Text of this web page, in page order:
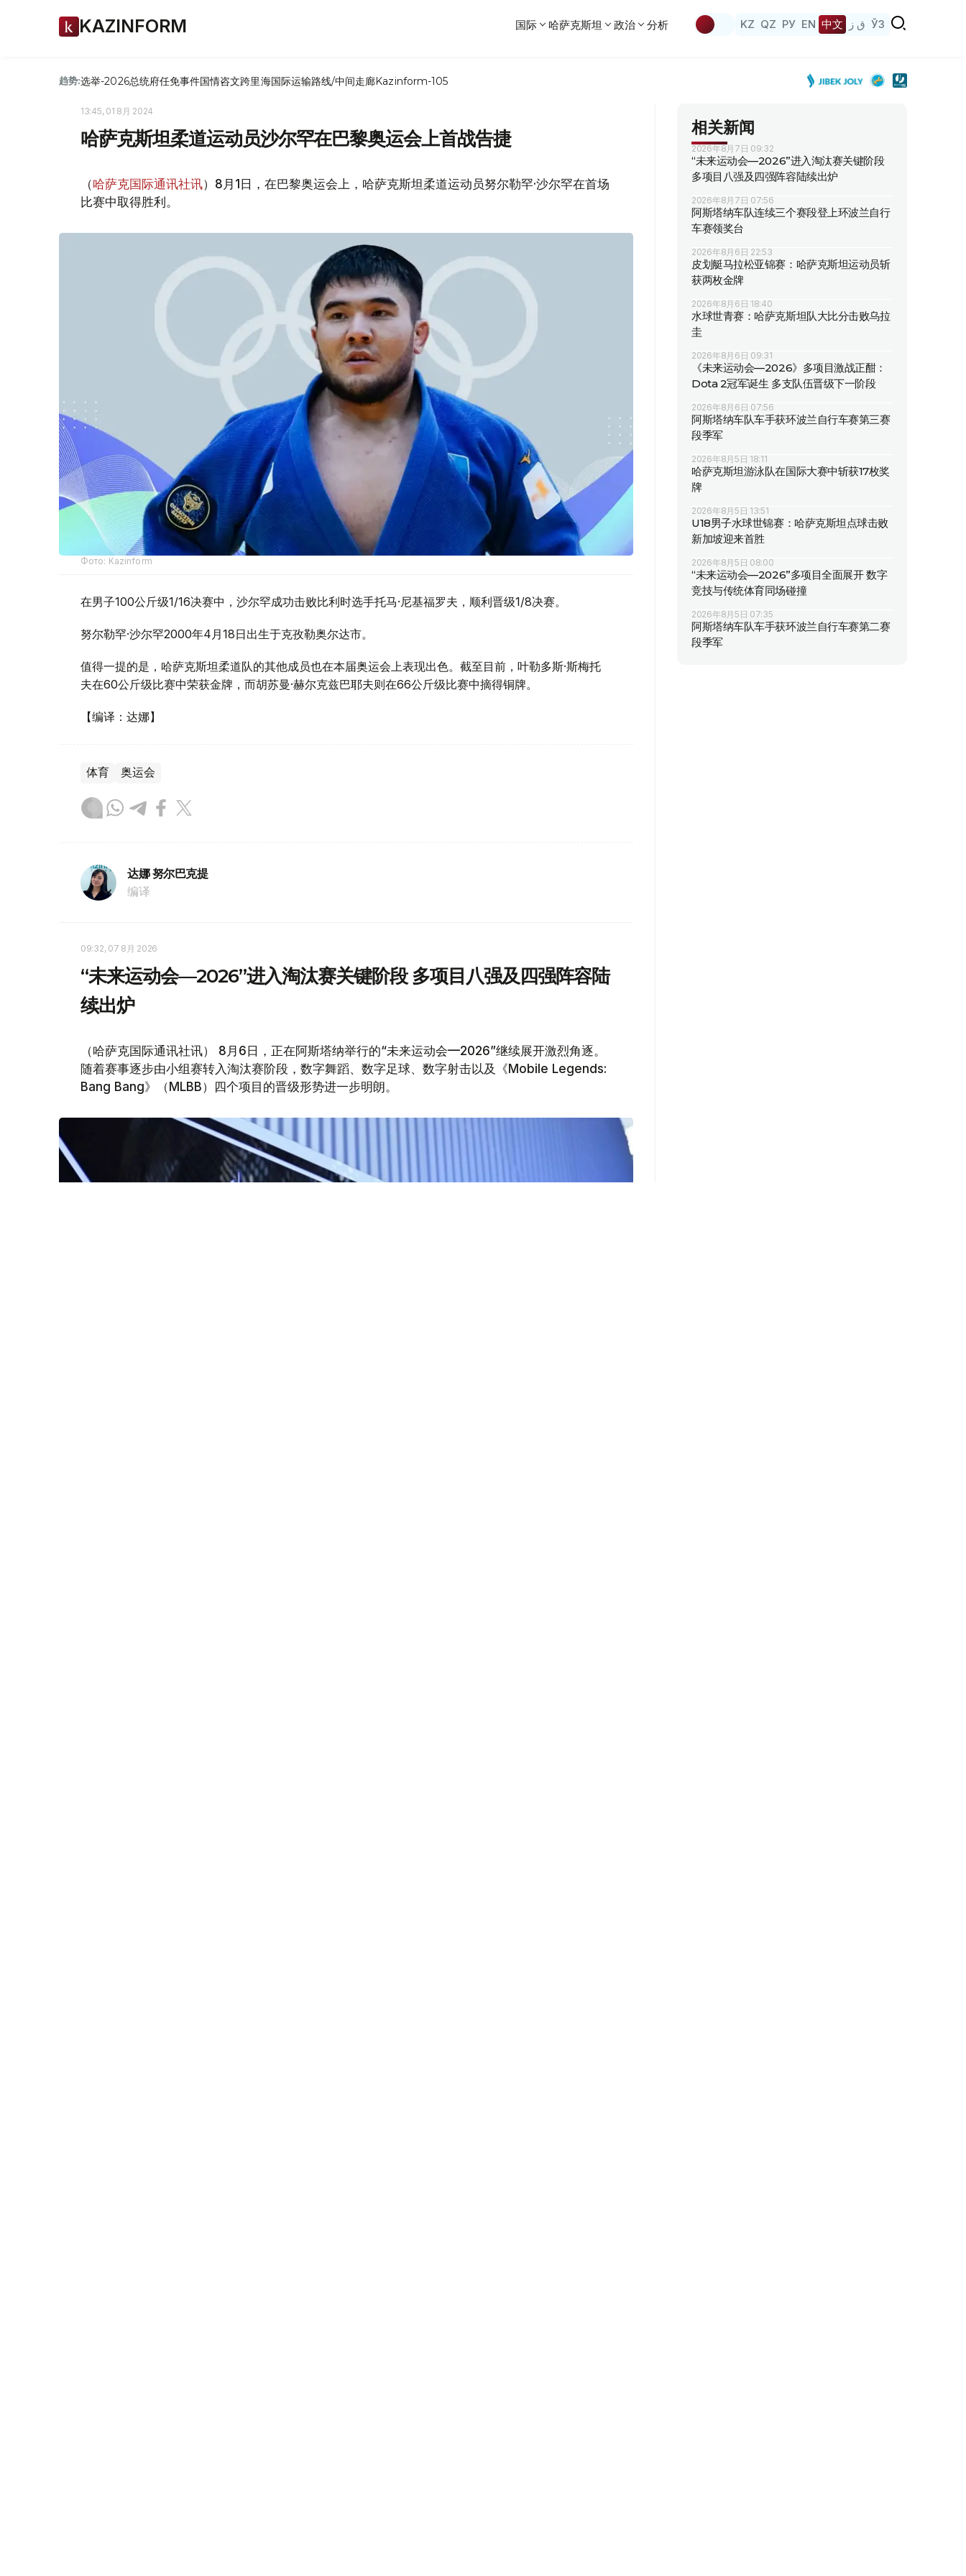
KAZINFORM 国际 哈萨克斯坦 政治 分析 KZ QZ РУ EN 中文 ق ز ЎЗ
趋势:选举-2026总统府任免事件国情咨文跨里海国际运输路线/中间走廊Kazinform-105
13:45, 01 8月 2024
哈萨克斯坦柔道运动员沙尔罕在巴黎奥运会上首战告捷
（哈萨克国际通讯社讯）8月1日，在巴黎奥运会上，哈萨克斯坦柔道运动员努尔勒罕·沙尔罕在首场
比赛中取得胜利。
Фото: Kazinform
在男子100公斤级1/16决赛中，沙尔罕成功击败比利时选手托马·尼基福罗夫，顺利晋级1/8决赛。
努尔勒罕·沙尔罕2000年4月18日出生于克孜勒奥尔达市。
值得一提的是，哈萨克斯坦柔道队的其他成员也在本届奥运会上表现出色。截至目前，叶勒多斯·斯梅托
夫在60公斤级比赛中荣获金牌，而胡苏曼·赫尔克兹巴耶夫则在66公斤级比赛中摘得铜牌。
【编译：达娜】
体育 奥运会
达娜 努尔巴克提
编译
09:32, 07 8月 2026
“未来运动会—2026”进入淘汰赛关键阶段 多项目八强及四强阵容陆
续出炉
（哈萨克国际通讯社讯） 8月6日，正在阿斯塔纳举行的“未来运动会—2026”继续展开激烈角逐。
随着赛事逐步由小组赛转入淘汰赛阶段，数字舞蹈、数字足球、数字射击以及《Mobile Legends:
Bang Bang》（MLBB）四个项目的晋级形势进一步明朗。
相关新闻
2026年8月7日 09:32
“未来运动会—2026”进入淘汰赛关键阶段
多项目八强及四强阵容陆续出炉
2026年8月7日 07:56
阿斯塔纳车队连续三个赛段登上环波兰自行
车赛领奖台
2026年8月6日 22:53
皮划艇马拉松亚锦赛：哈萨克斯坦运动员斩
获两枚金牌
2026年8月6日 18:40
水球世青赛：哈萨克斯坦队大比分击败乌拉
圭
2026年8月6日 09:31
《未来运动会—2026》多项目激战正酣：
Dota 2冠军诞生 多支队伍晋级下一阶段
2026年8月6日 07:56
阿斯塔纳车队车手获环波兰自行车赛第三赛
段季军
2026年8月5日 18:11
哈萨克斯坦游泳队在国际大赛中斩获17枚奖
牌
2026年8月5日 13:51
U18男子水球世锦赛：哈萨克斯坦点球击败
新加坡迎来首胜
2026年8月5日 08:00
“未来运动会—2026”多项目全面展开 数字
竞技与传统体育同场碰撞
2026年8月5日 07:35
阿斯塔纳车队车手获环波兰自行车赛第二赛
段季军